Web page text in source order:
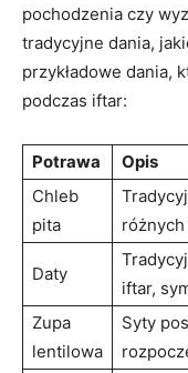
pochodzenia czy
tradycyjne dania,
przykładowe dania,
podczas iftar:
Potrawa
Opis
Chleb
pita
Daty
iftar,
Zupa
lentilowa
Syty